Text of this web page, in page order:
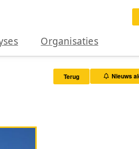
Organisaties
Terug Nieuws